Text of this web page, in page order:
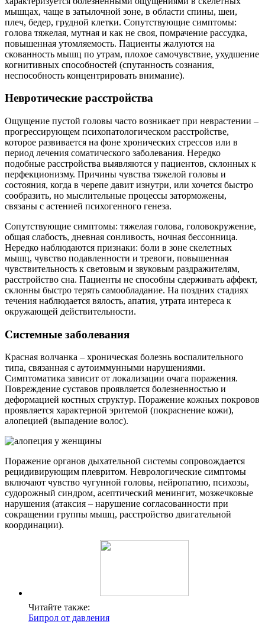
мышцах, чаще в затылочной зоне, в области спины, шеи,
плеч, бедер, грудной клетки. Сопутствующие симптомы:
голова тяжелая, мутная и как не своя, помрачение рассудка,
повышенная утомляемость. Пациенты жалуются на
скованность мышц по утрам, плохое самочувствие, ухудшение
когнитивных способностей (спутанность сознания,
неспособность концентрировать внимание).
Невротические расстройства
Ощущение пустой головы часто возникает при неврастении –
прогрессирующем психопатологическом расстройстве,
которое развивается на фоне хронических стрессов или в
период лечения соматического заболевания. Нередко
подобные расстройства выявляются у пациентов, склонных к
перфекционизму. Причины чувства тяжелой головы и
состояния, когда в черепе давит изнутри, или хочется быстро
сообразить, но мыслительные процессы заторможены,
связаны с астенией психогенного генеза.
Сопутствующие симптомы: тяжелая голова, головокружение,
общая слабость, дневная сонливость, ночная бессонница.
Нередко наблюдаются признаки: боли в зоне скелетных
мышц, чувство подавленности и тревоги, повышенная
чувствительность к световым и звуковым раздражителям,
расстройство сна. Пациенты не способны сдерживать аффект,
склонны быстро терять самообладание. На поздних стадиях
течения наблюдается вялость, апатия, утрата интереса к
окружающей действительности.
Системные заболевания
Красная волчанка – хроническая болезнь воспалительного
типа, связанная с аутоиммунными нарушениями.
Симптоматика зависит от локализации очага поражения.
Повреждение суставов проявляется болезненностью и
деформацией костных структур. Поражение кожных покровов
проявляется характерной эритемой (покраснение кожи),
алопецией (выпадение волос).
Поражение органов дыхательной системы сопровождается
рецидивирующим плевритом. Неврологические симптомы
включают чувство чугунной головы, нейропатию, психозы,
судорожный синдром, асептический менингит, мозжечковые
нарушения (атаксия – нарушение согласованности при
сокращении группы мышц, расстройство двигательной
координации).
Читайте также:
Бипрол от давления